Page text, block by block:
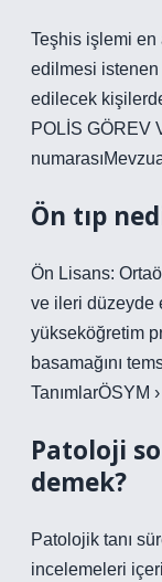
Teşhis işlemi en
edilmesi
edilecek
POLİS GÖREV
Ön tıp
Ön Lisans:
ve ileri düzeyde
yükseköğretim
basamağını
TanımlarÖSYM
Patoloji
demek?
Patolojik tanı
incelemeleri